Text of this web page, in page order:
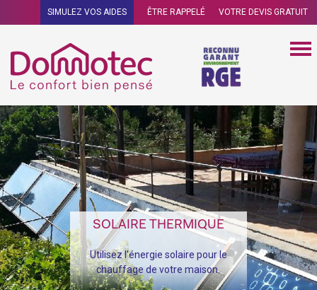
SIMULEZ VOS AIDES ÊTRE RAPPELÉ VOTRE DEVIS GRATUIT
SOLAIRE THERMIQUE
Utilisez l'énergie solaire pour le
chauffage de votre maison.